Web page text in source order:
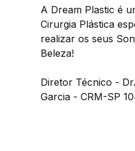
A Dream Plastic é
Cirurgia Plástica
realizar os seus
Beleza!
Diretor Técnico -
Garcia - CRM-SP